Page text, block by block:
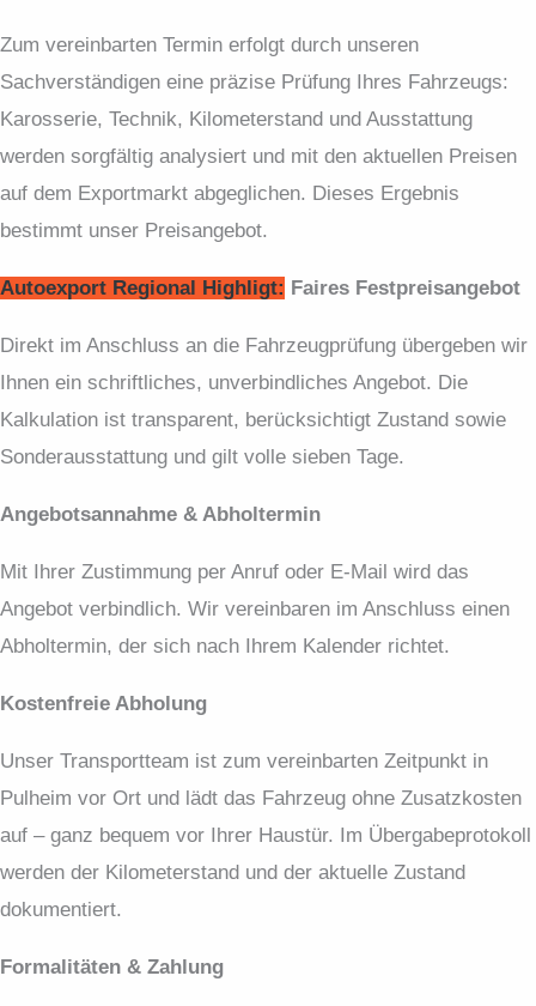
Zum vereinbarten Termin erfolgt durch unseren
Sachverständigen eine präzise Prüfung Ihres Fahrzeugs:
Karosserie, Technik, Kilometerstand und Ausstattung
werden sorgfältig analysiert und mit den aktuellen Preisen
auf dem Exportmarkt abgeglichen. Dieses Ergebnis
bestimmt unser Preisangebot.
Autoexport Regional Highligt: Faires Festpreis­angebot
Direkt im Anschluss an die Fahrzeugprüfung übergeben wir
Ihnen ein schriftliches, unverbindliches Angebot. Die
Kalkulation ist transparent, berücksichtigt Zustand sowie
Sonderausstattung und gilt volle sieben Tage.
Angebotsannahme & Abholtermin
Mit Ihrer Zustimmung per Anruf oder E-Mail wird das
Angebot verbindlich. Wir vereinbaren im Anschluss einen
Abholtermin, der sich nach Ihrem Kalender richtet.
Kostenfreie Abholung
Unser Transportteam ist zum vereinbarten Zeitpunkt in
Pulheim vor Ort und lädt das Fahrzeug ohne Zusatzkosten
auf – ganz bequem vor Ihrer Haustür. Im Übergabeprotokoll
werden der Kilometerstand und der aktuelle Zustand
dokumentiert.
Formalitäten & Zahlung